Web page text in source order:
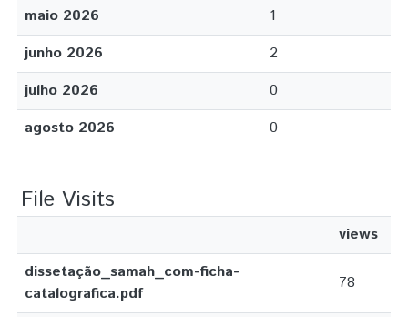
maio 2026
1
junho 2026
2
julho 2026
0
agosto 2026
0
File Visits
views
dissetação_samah_com-ficha-
catalografica.pdf
78